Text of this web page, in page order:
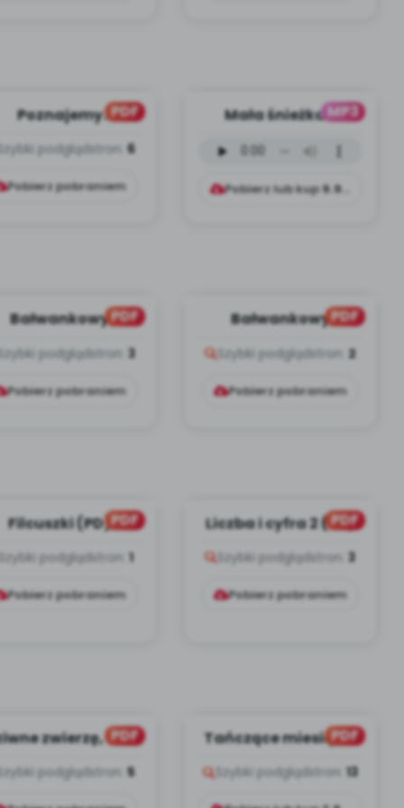
PDF
Poznajemy
Szybki podglądstron:6
Pobierz pobraniem
MP3
Mała śnieżka -
instrumentalna (PD,
Pobierz lub kup9.99
PDF
Bałwankowy
podglądstron: 3
Pobierz pobraniem
PDF
Bałwankowy
Szybki podglądstron: 2
Pobierz pobraniem
PDF
Filcuszki (PD)
Szybki podglądstron:1
Pobierz pobraniem
PDF
Liczba i cyfra 2 (PD)
Szybki podglądstron: 3
Pobierz pobraniem
PDF
zwierzę, cz. 1
Szybki podgląd stron:5
PDF
Tańczące miesiące,
Szybki podgląd stron: 13